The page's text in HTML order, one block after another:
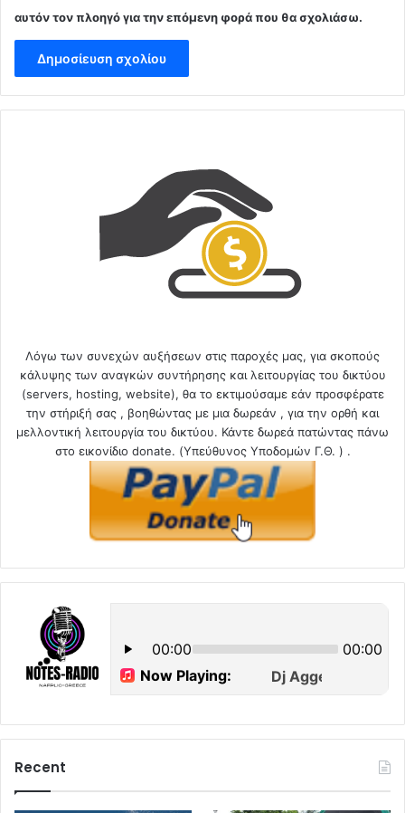
αυτόν τον πλοηγό για την επόμενη φορά που θα σχολιάσω.
Λόγω των συνεχών αυξήσεων στις παροχές μας, για σκοπούς
κάλυψης των αναγκών συντήρησης και λειτουργίας του δικτύου
(servers, hosting, website), θα το εκτιμούσαμε εάν προσφέρατε
την στήριξή σας , βοηθώντας με μια δωρεάν , για την ορθή και
μελλοντική λειτουργία του δικτύου. Κάντε δωρεά πατώντας πάνω
στο εικονίδιο donate. (Υπεύθυνος Υποδομών Γ.Θ. ) .
Recent